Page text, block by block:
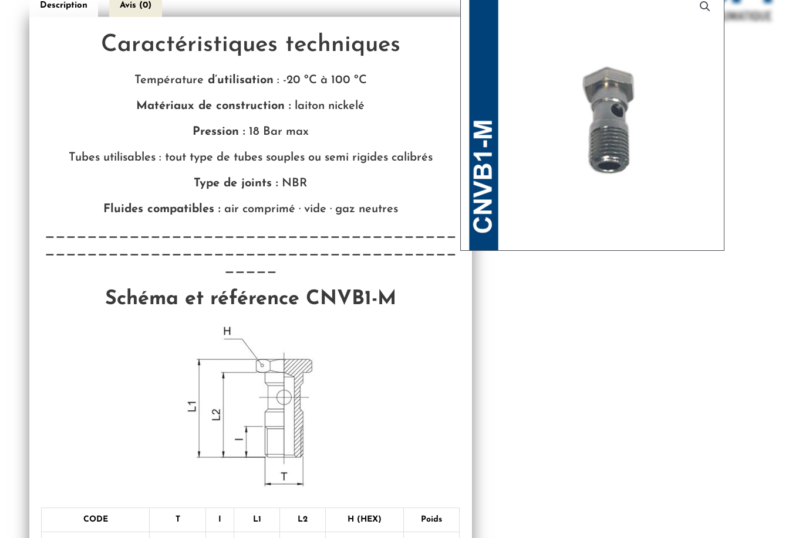
Description Avis (0)
Caractéristiques techniques
Température d’utilisation : -20 ºC à 100 ºC
Matériaux de construction : laiton nickelé
Pression : 18 Bar max
Tubes utilisables : tout type de tubes souples ou semi rigides calibrés
Type de joints : NBR
Fluides compatibles : air comprimé · vide · gaz neutres
———————————————————————————————————————
———————————————————————————————————————
—————
Schéma et référence CNVB1-M
CODE T L1 L2 H (HEX) Poids